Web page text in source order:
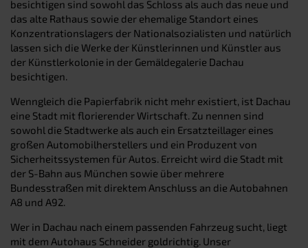
besichtigen sind sowohl das Schloss als auch das neue und
das alte Rathaus sowie der ehemalige Standort eines
Konzentrationslagers der Nationalsozialisten und natürlich
lassen sich die Werke der Künstlerinnen und Künstler aus
der Künstlerkolonie in der Gemäldegalerie Dachau
besichtigen.
Wenngleich die Papierfabrik nicht mehr existiert, ist Dachau
eine Stadt mit florierender Wirtschaft. Zu nennen sind
sowohl die Stadtwerke als auch ein Ersatzteillager eines
großen Automobilherstellers und ein Produzent von
Sicherheitssystemen für Autos. Erreicht wird die Stadt mit
der S-Bahn aus München sowie über mehrere
Bundesstraßen mit direktem Anschluss an die Autobahnen
A8 und A92.
Wer in Dachau nach einem passenden Fahrzeug sucht, liegt
mit dem Autohaus Schneider goldrichtig. Unser